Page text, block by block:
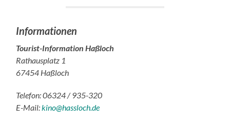
Informationen
Tourist-Information Haßloch
Rathausplatz 1
67454 Haßloch
Telefon: 06324 / 935-320
E-Mail:kino@hassloch.de